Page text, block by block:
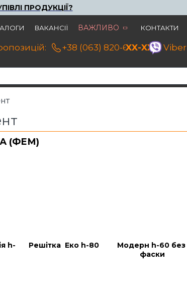
ВАКАНСІЇ ВАЖЛИВО КОНТАКТИ
+38 (063) 820-60-79
XX-XX Viber
ПРОДУКЦІЇ?
(ФЕМ)
h-
Решітка  Еко h-80
Модерн h-60 без
фаски